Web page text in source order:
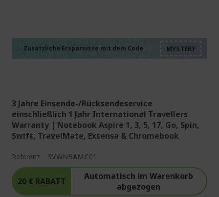
Zusätzliche Ersparnisse mit dem Code
3 Jahre Einsende-/Rücksendeservice
einschließlich 1 Jahr International Travellers
Warranty | Notebook Aspire 1, 3, 5, 17, Go, Spin,
Swift, TravelMate, Extensa & Chromebook
Referenz SV.WNBAM.C01
20 € RABATT
Automatisch im Warenkorb
abgezogen